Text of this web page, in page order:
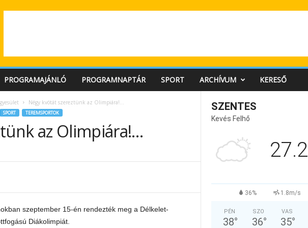
PROGRAMAJÁNLÓ PROGRAMNAPTÁR SPORT ARCHÍVUM KERESŐ
Négy kvótát szereztünk az Olimpiára!…
SPORT TEREMSPORTOK
az Olimpiára!…
szeptember 15-én rendezték meg a Délkelet-
Diákolimpiát.
SZENTES
Kevés Felhő
27.2
36% 1.8m/s
PÉN
38°
SZO
36°
VAS
35°